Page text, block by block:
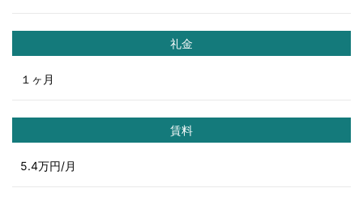
礼金
１ヶ月
賃料
5.4万円/月